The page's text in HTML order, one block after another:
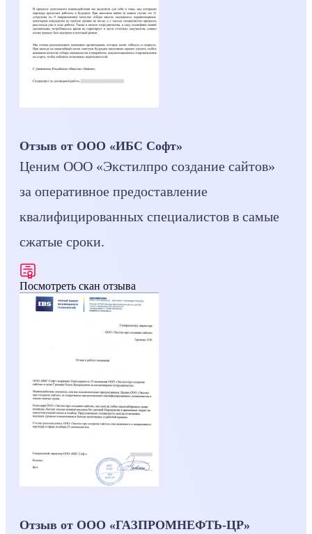
Отзыв от ООО «ИБС Софт»
Ценим ООО «Экстилпро создание сайтов»
за оперативное предоставление
квалифицированных специалистов в самые
сжатые сроки.
Посмотреть скан отзыва
Отзыв от ООО «ГАЗПРОМНЕФТЬ-ЦР»